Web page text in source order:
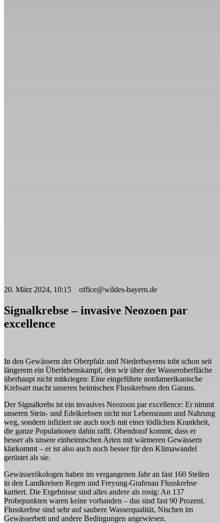
20. März 2024, 10:15 office@wildes-bayern.de
Signalkrebse – invasive Neozoen par
excellence
In den Gewässern der Oberpfalz und Niederbayerns tobt schon seit
längerem ein Überlebenskampf, den wir über der Wasseroberfläche
überhaupt nicht mitkriegen: Eine eingeführte nordamerikanische
Krebsart macht unseren heimischen Flusskrebsen den Garaus.
Der Signalkrebs ist ein invasives Neozoon par excellence: Er nimmt
unseren Stein- und Edelkrebsen nicht nur Lebensraum und Nahrung
weg, sondern infiziert sie auch noch mit einer tödlichen Krankheit,
die ganze Populationen dahin rafft. Obendrauf kommt, dass er
besser als unsere einheimischen Arten mit wärmeren Gewässern
klarkommt – er ist also auch noch besser für den Klimawandel
gerüstet als sie.
Gewässerökologen haben im vergangenen Jahr an fast 160 Stellen
in den Landkreisen Regen und Freyung-Grafenau Flusskrebse
kartiert. Die Ergebnisse sind alles andere als rosig: An 137
Probepunkten waren keine vorhanden – das sind fast 90 Prozent.
Flusskrebse sind sehr auf saubere Wasserqualität, Nischen im
Gewässerbett und andere Bedingungen angewiesen.